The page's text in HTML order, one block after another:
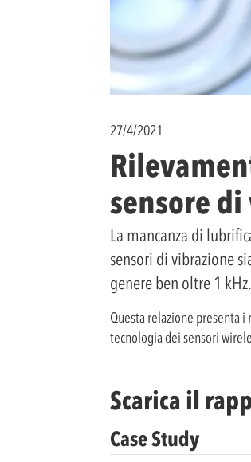
27/4/2021
sensore
La mancanza di
sensori di vibrazione
genere ben oltre 1 kHz.
Questa relazione presenta
tecnologia dei sensori
Scarica il
Case Study